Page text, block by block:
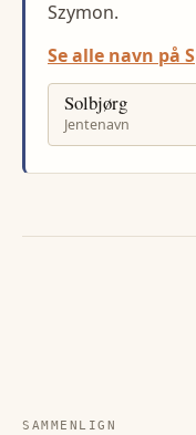
Szymon.
Se alle navn på S
Solbjørg
Jentenavn
SAMMENLIGN